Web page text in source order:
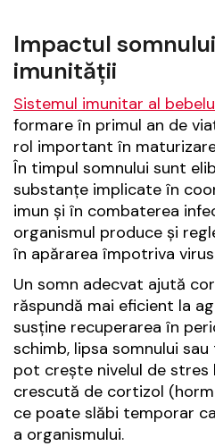
Impactul
imunității
Sistemul imunitar al
formare în primul an de
rol important în
În timpul somnului sunt
substanțe implicate în
imun și în combaterea
organismul produce și
în apărarea împotriva
Un somn adecvat ajută
răspundă mai eficient la
susține recuperarea în
schimb, lipsa somnului
pot crește nivelul de stres
crescută de cortizol
ce poate slăbi temporar
a organismului.